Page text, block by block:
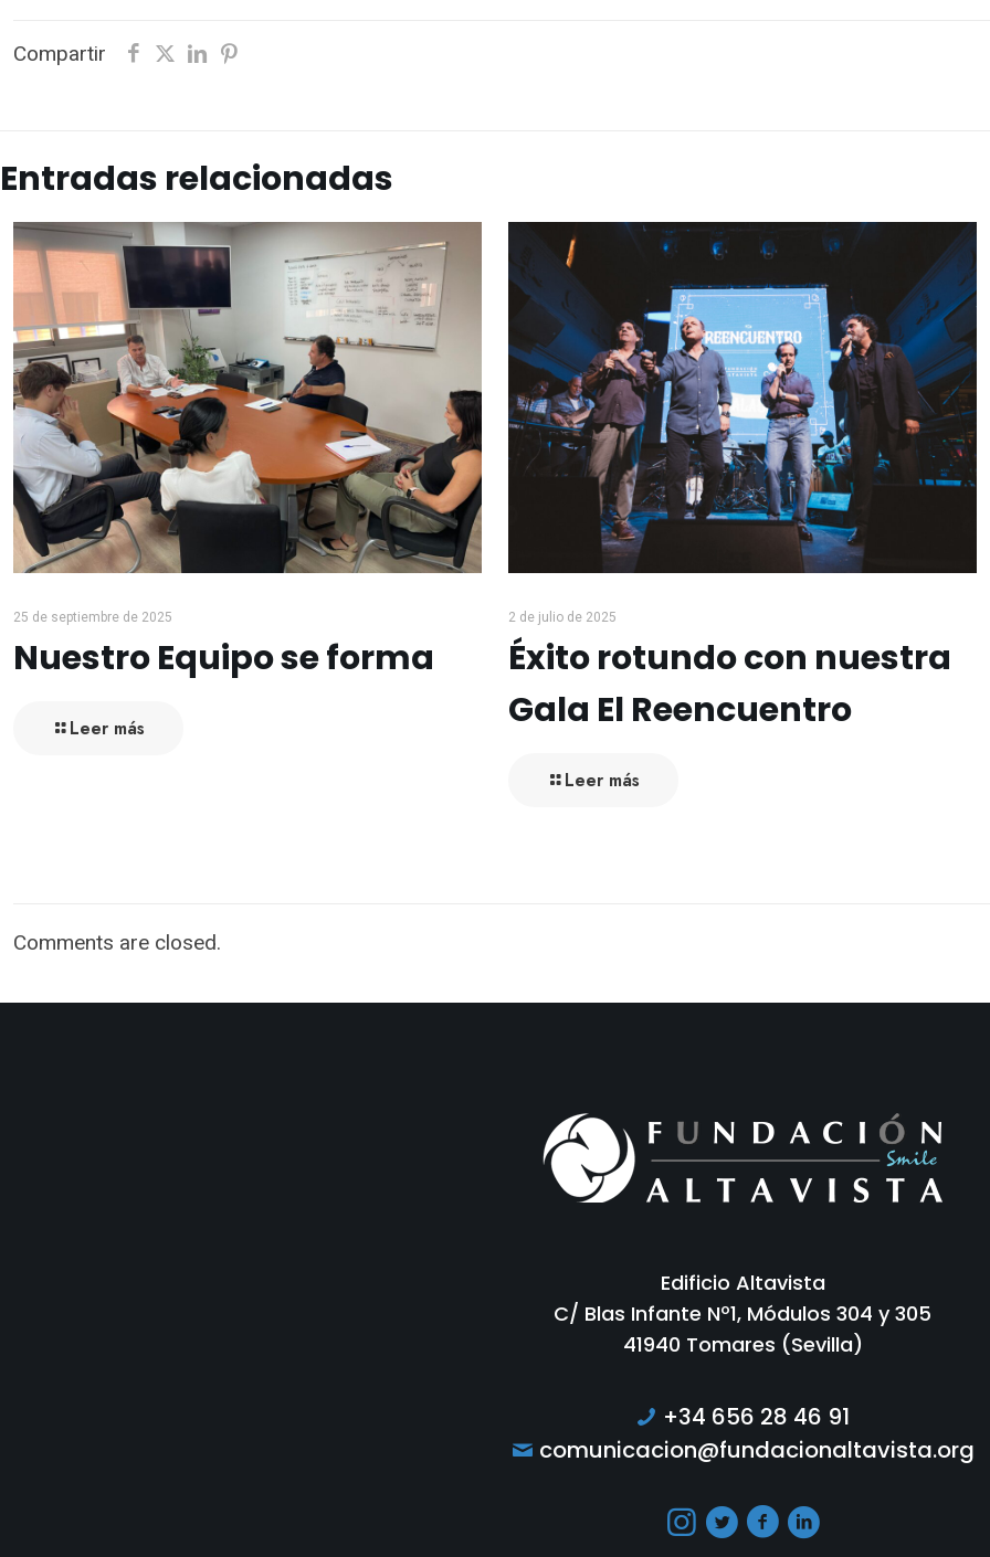
Compartir
Entradas relacionadas
25 de septiembre de 2025
Nuestro Equipo se forma
Leer más
2 de julio de 2025
Éxito rotundo con nuestra
Gala El Reencuentro
Leer más
Comments are closed.
Edificio Altavista
C/ Blas Infante Nº1, Módulos 304 y 305
41940 Tomares (Sevilla)
+34 656 28 46 91
comunicacion@fundacionaltavista.org